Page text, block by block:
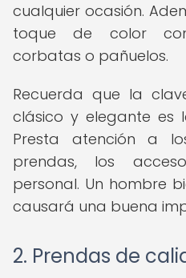
cualquier ocasión.
toque de color
corbatas o pañuelos.
Recuerda que la
clásico y elegante es
Presta atención a
prendas, los
personal. Un hombre
causará una buena
2. Prendas de